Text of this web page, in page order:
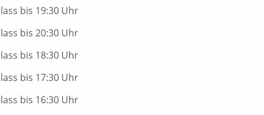
bis 19:30 Uhr
bis 20:30 Uhr
bis 18:30 Uhr
bis 17:30 Uhr
bis 16:30 Uhr